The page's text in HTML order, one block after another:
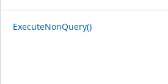
ExecuteNonQuery()